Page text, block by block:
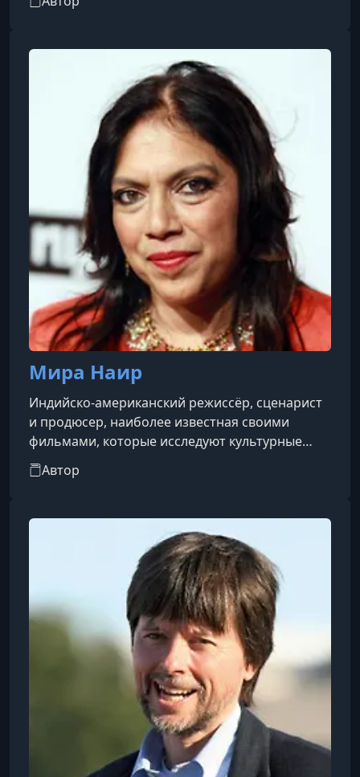
«Докер», а также занимает должность
«Влюблённые в искусство». Создавала
авторские кинопрограммы для московских
площадок, включая кинотеатр «Иллюзион»,
«Художественный» и сеть «Москино»
(«Космос», «Факел», «Вымпел» и другие). Автор
и преподаватель курса по истори
Мира Наир
Индийско-американский режиссёр, сценарист
и продюсер, наиболее известная своими
фильмами, которые исследуют культурные
пересечения, эмиграцию, семейные и
социальные конфликты. Родилась 15 октября
Автор